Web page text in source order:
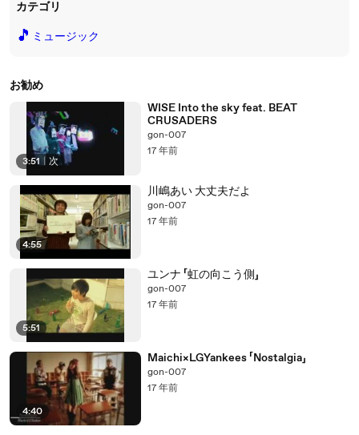
カテゴリ
🎵 ミュージック
お勧め
3:51 次
WISE Into the sky feat. BEAT
CRUSADERS
gon-007
17 年前
4:55
川嶋あい 大丈夫だよ
gon-007
17 年前
5:51
ユンナ 「虹の向こう側」
gon-007
17 年前
4:40
Maichi×LGYankees 「Nostalgia」
gon-007
17 年前